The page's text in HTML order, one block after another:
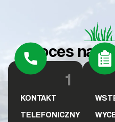
Proces
1
KONTAKT
TELEFONICZNY